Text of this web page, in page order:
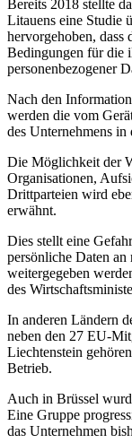
Bereits 2018 stellte
Litauens eine Studie
hervorgehoben, dass
Bedingungen für die
personenbezogener
Nach den
werden die vom
des Unternehmens in
Die Möglichkeit der
Organisationen,
Drittparteien wird
erwähnt.
Dies stellt eine
persönliche Daten an
weitergegeben
des
In anderen Ländern
neben den 27 EU-
Liechtenstein
Betrieb.
Auch in Brüssel
Eine Gruppe
das Unternehmen